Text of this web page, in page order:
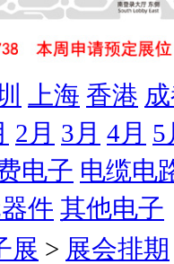
上海 香港
2月 3月 4月 5
电子 电缆电
件 其他电子
展 > 展会排期